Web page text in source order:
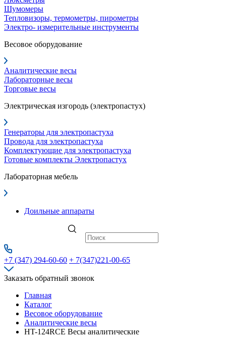
Шумомеры
Тепловизоры, термометры, пирометры
Электро- измерительные инструменты
Весовое оборудование
Аналитические весы
Лабораторные весы
Торговые весы
Электрическая изгородь (электропастух)
Генераторы для электропастуха
Провода для электропастуха
Комплектующие для электропастуха
Готовые комплекты Электропастух
Лабораторная мебель
Доильные аппараты
+7 (347) 294-60-60 + 7(347)221-00-65
Заказать обратный звонок
Главная
Каталог
Весовое оборудование
Аналитические весы
HT-124RCE Весы аналитические